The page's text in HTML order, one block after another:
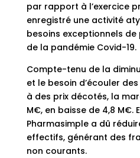
par rapport à l’exercice
enregistré une activité
besoins exceptionnels
de la pandémie Covid-19.
Compte-tenu de la
et le besoin d’écouler
à des prix décotés, la
M€, en baisse de 4,8 M€.
Pharmasimple a dû
effectifs, générant des
non courants.